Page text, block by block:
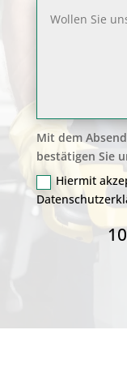
Mit dem
bestätigen Sie
Hiermit